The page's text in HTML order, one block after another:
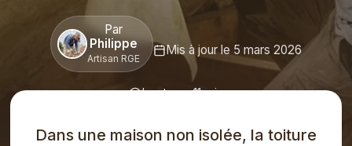
Par
Philippe
Artisan RGE
Mis à jour le 5 mars 2026
Lecture : 11 min
Dans une maison non isolée, la toiture